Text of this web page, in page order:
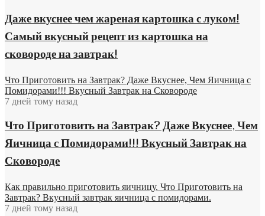
Даже вкуснее чем жареная картошка с луком!
Самый вкусный рецепт из картошка на
сковороде на завтрак!
Что Приготовить на Завтрак? Даже Вкуснее, Чем Яичница с
Помидорами!!! Вкусный Завтрак на Сковороде
7 дней тому назад
Что Приготовить на Завтрак? Даже Вкуснее, Чем
Яичница с Помидорами!!! Вкусный Завтрак на
Сковороде
Как правильно приготовить яичницу. Что Приготовить на
Завтрак? Вкусный завтрак яичница с помидорами.
7 дней тому назад